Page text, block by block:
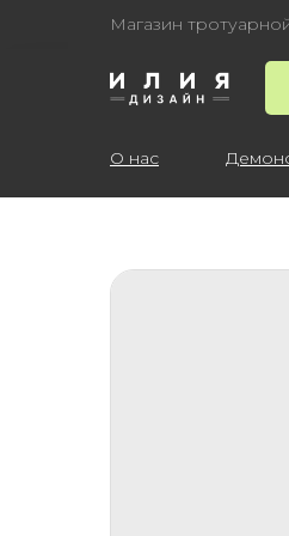
Магазин
О нас